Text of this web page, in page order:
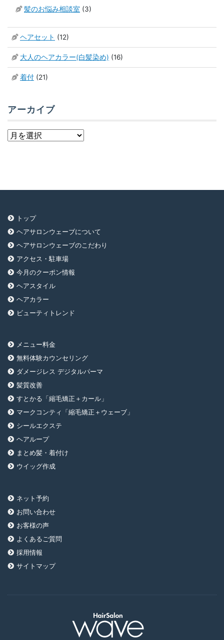
髪のお悩み相談室 (3)
ヘアセット (12)
大人のヘアカラー(白髪染め) (16)
着付 (21)
アーカイブ
ア
トップ
ヘアサロンウェーブについて
ヘアサロンウェーブのこだわり
アクセス・駐車場
今月のクーポン情報
ヘアスタイル
ヘアカラー
ビューティトレンド
メニュー料金
無料体験カウンセリング
ダメージレス デジタルパーマ
髪質改善
すとかる「縮毛矯正＋カール」
マークコンティ「縮毛矯正＋ウェーブ」
シールエクステ
ヘアループ
まとめ髪・着付け
ウイッグ作成
ネット予約
お問い合わせ
お客様の声
よくあるご質問
採用情報
サイトマップ